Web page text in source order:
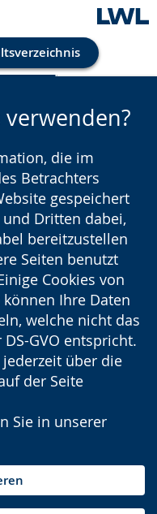
die im
Betrachters
gespeichert
Dritten dabei,
bereitzustellen
Seiten benutzt
Cookies von
können Ihre Daten
welche nicht das
GVO entspricht.
über die
der Seite
Sie in unserer